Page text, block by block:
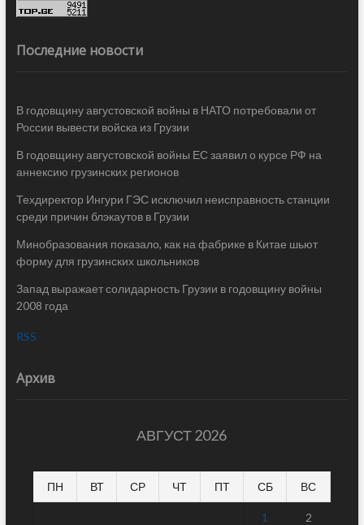
Последние новости
В годовщину августовской войны в НАТО потребовали от
России вывести войска из Грузии
В годовщину августовской войны ЕС заявил о курсе РФ на
аннексию грузинских регионов
Техдиректор Ингури ГЭС исключил неисправность станции
среди причин блэкаутов в Грузии
Минобразования показало, как на фабрике в Китае шьют
форму для грузинских школьников
Запад выражает солидарность Грузии в годовщину войны
2008 года
RSS
Архив
АВГУСТ 2026
ПН ВТ СР ЧТ ПТ СБ ВС
1 2